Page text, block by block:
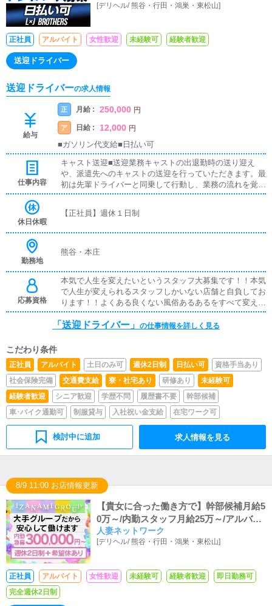
[デリヘル/熊谷・行田・鴻巣・東松山]
正社員 アルバイト 女性歓迎 未経験可 経験者歓迎
送迎ドライバー
送迎ドライバーの求人情報
給与
正 月給 : 250,000 円
ア 日給 : 12,000 円
■ガソリン代支給■日払い可
仕事内容
キャスト送迎■送迎業務キャストの出退勤時の送り迎え
や、派遣先へのキャストの送迎を行っていただきます。最
初は先輩ドライバーと同乗して行動し、業務の流れを覚え
ていただきますので、未経験の方でも安心して働けます。
リン代・高速代は支給します。■清掃業務送迎業務の空き
休日休暇
【正社員】週休１日制
勤務地
熊谷・本庄
応募資格
本気で人生を変えたいというスタッフ大募集です！！本気
で人生が変えられるスタッフしかいない店舗と自負してお
ります！！よくある良くない風俗あるあるをすべて変えて
いくことは宣言いたします！！！応募資格は上記をみたせ
れば学歴経歴一切問いません！！！どうかわたくしにお力
「送迎ドライバー」 の仕事情報を詳しく見る
こだわり条件
正社員 アルバイト 土日のみ可 週休2日制 日払い可
資格手当あり
社会保険完備
交通費支給 寮・社宅あり 研修あり
未経験可
経験者歓迎
シニア歓迎 学歴不問 履歴書不要
幹部候補
車･バイク通勤可
制服貸与 入社祝い金支給 在宅ワーク可
検討中に追加 求人情報を見る
8/9 11:00 お店情報更新
【貴女に合った働き方で】幹部候補月給5
0万～/内勤スタッフ月給25万～/アルバイ
ト時給1,100円～
人妻ネットワーク
[デリヘル/熊谷・行田・鴻巣・東松山]
正社員 アルバイト 女性歓迎 未経験可 経験者歓迎
即日勤務可
完全週休2日制